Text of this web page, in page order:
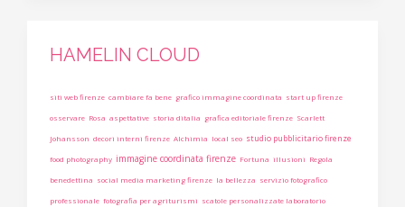
HAMELIN CLOUD
siti web firenze cambiare fa bene grafico immagine coordinata start up firenze
osservare Rosa aspettative storia ditalia grafica editoriale firenze Scarlett
Johansson decori interni firenze Alchimia local seo studio pubblicitario firenze
food photography immagine coordinata firenze Fortuna illusioni Regola
benedettina social media marketing firenze la bellezza servizio fotografico
professionale fotografia per agriturismi scatole personalizzate laboratorio